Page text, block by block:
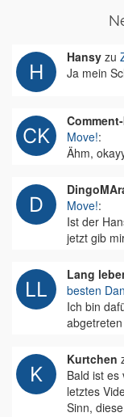
Hansy zu
Ja mein
Move!:
Ähm,
Move!:
Ist der
jetzt gib
Lang
besten
Ich bin
Kurtchen
Bald ist es
letztes
Sinn,